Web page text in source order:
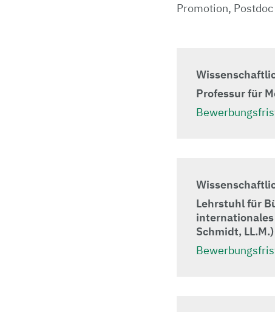
Pro­mo­tion,
Professur für
Lehrstuhl für
Schmidt, LL.M.)